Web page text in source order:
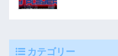
カテゴリー